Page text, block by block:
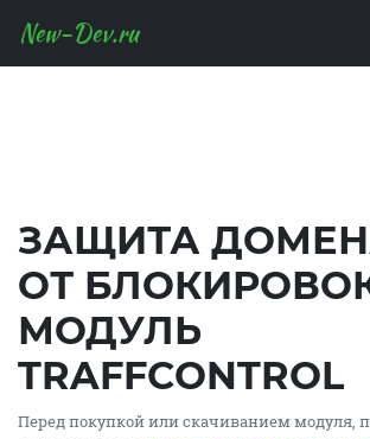
New-Dev.ru
ЗАЩИТА
ОТ
МОДУЛЬ
TRAFFCONTROL
Перед покупкой или скачиванием модуля,